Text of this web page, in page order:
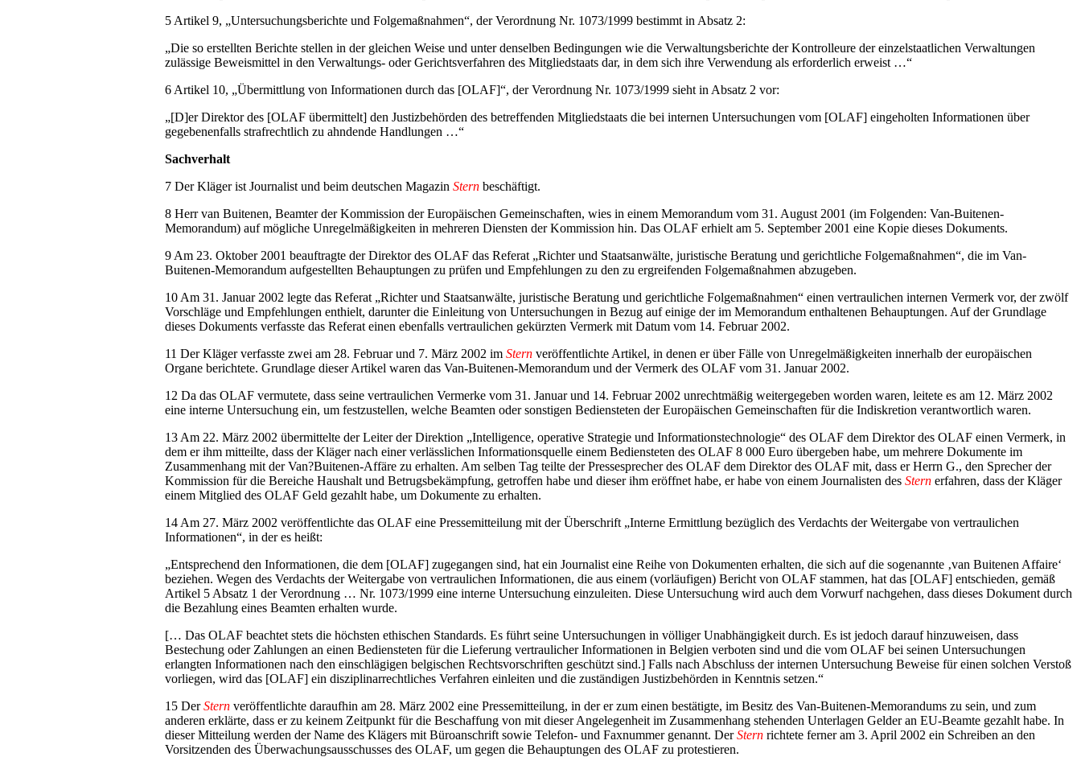
5 Artikel 9, „Untersuchungsberichte und Folgemaßnahmen“, der Verordnung Nr. 1073/1999 bestimmt in Absatz 2:
„Die so erstellten Berichte stellen in der gleichen Weise und unter denselben Bedingungen wie die Verwaltungsberichte der Kontrolleure der einzelstaatlichen Verwaltungen
zulässige Beweismittel in den Verwaltungs- oder Gerichtsverfahren des Mitgliedstaats dar, in dem sich ihre Verwendung als erforderlich erweist …“
6 Artikel 10, „Übermittlung von Informationen durch das [OLAF]“, der Verordnung Nr. 1073/1999 sieht in Absatz 2 vor:
„[D]er Direktor des [OLAF übermittelt] den Justizbehörden des betreffenden Mitgliedstaats die bei internen Untersuchungen vom [OLAF] eingeholten Informationen über
gegebenenfalls strafrechtlich zu ahndende Handlungen …“
Sachverhalt
7 Der Kläger ist Journalist und beim deutschen Magazin Stern beschäftigt.
8 Herr van Buitenen, Beamter der Kommission der Europäischen Gemeinschaften, wies in einem Memorandum vom 31. August 2001 (im Folgenden: Van-Buitenen-
Memorandum) auf mögliche Unregelmäßigkeiten in mehreren Diensten der Kommission hin. Das OLAF erhielt am 5. September 2001 eine Kopie dieses Dokuments.
9 Am 23. Oktober 2001 beauftragte der Direktor des OLAF das Referat „Richter und Staatsanwälte, juristische Beratung und gerichtliche Folgemaßnahmen“, die im Van-
Buitenen-Memorandum aufgestellten Behauptungen zu prüfen und Empfehlungen zu den zu ergreifenden Folgemaßnahmen abzugeben.
10 Am 31. Januar 2002 legte das Referat „Richter und Staatsanwälte, juristische Beratung und gerichtliche Folgemaßnahmen“ einen vertraulichen internen Vermerk vor, der zwölf
Vorschläge und Empfehlungen enthielt, darunter die Einleitung von Untersuchungen in Bezug auf einige der im Memorandum enthaltenen Behauptungen. Auf der Grundlage
dieses Dokuments verfasste das Referat einen ebenfalls vertraulichen gekürzten Vermerk mit Datum vom 14. Februar 2002.
11 Der Kläger verfasste zwei am 28. Februar und 7. März 2002 im Stern veröffentlichte Artikel, in denen er über Fälle von Unregelmäßigkeiten innerhalb der europäischen
Organe berichtete. Grundlage dieser Artikel waren das Van-Buitenen-Memorandum und der Vermerk des OLAF vom 31. Januar 2002.
12 Da das OLAF vermutete, dass seine vertraulichen Vermerke vom 31. Januar und 14. Februar 2002 unrechtmäßig weitergegeben worden waren, leitete es am 12. März 2002
eine interne Untersuchung ein, um festzustellen, welche Beamten oder sonstigen Bediensteten der Europäischen Gemeinschaften für die Indiskretion verantwortlich waren.
13 Am 22. März 2002 übermittelte der Leiter der Direktion „Intelligence, operative Strategie und Informationstechnologie“ des OLAF dem Direktor des OLAF einen Vermerk, in
dem er ihm mitteilte, dass der Kläger nach einer verlässlichen Informationsquelle einem Bediensteten des OLAF 8 000 Euro übergeben habe, um mehrere Dokumente im
Zusammenhang mit der Van?Buitenen-Affäre zu erhalten. Am selben Tag teilte der Pressesprecher des OLAF dem Direktor des OLAF mit, dass er Herrn G., den Sprecher der
Kommission für die Bereiche Haushalt und Betrugsbekämpfung, getroffen habe und dieser ihm eröffnet habe, er habe von einem Journalisten des Stern erfahren, dass der Kläger
einem Mitglied des OLAF Geld gezahlt habe, um Dokumente zu erhalten.
14 Am 27. März 2002 veröffentlichte das OLAF eine Pressemitteilung mit der Überschrift „Interne Ermittlung bezüglich des Verdachts der Weitergabe von vertraulichen
Informationen“, in der es heißt:
„Entsprechend den Informationen, die dem [OLAF] zugegangen sind, hat ein Journalist eine Reihe von Dokumenten erhalten, die sich auf die sogenannte ‚van Buitenen Affaire‘
beziehen. Wegen des Verdachts der Weitergabe von vertraulichen Informationen, die aus einem (vorläufigen) Bericht von OLAF stammen, hat das [OLAF] entschieden, gemäß
Artikel 5 Absatz 1 der Verordnung … Nr. 1073/1999 eine interne Untersuchung einzuleiten. Diese Untersuchung wird auch dem Vorwurf nachgehen, dass dieses Dokument durch
die Bezahlung eines Beamten erhalten wurde.
[… Das OLAF beachtet stets die höchsten ethischen Standards. Es führt seine Untersuchungen in völliger Unabhängigkeit durch. Es ist jedoch darauf hinzuweisen, dass
Bestechung oder Zahlungen an einen Bediensteten für die Lieferung vertraulicher Informationen in Belgien verboten sind und die vom OLAF bei seinen Untersuchungen
erlangten Informationen nach den einschlägigen belgischen Rechtsvorschriften geschützt sind.] Falls nach Abschluss der internen Untersuchung Beweise für einen solchen Verstoß
vorliegen, wird das [OLAF] ein disziplinarrechtliches Verfahren einleiten und die zuständigen Justizbehörden in Kenntnis setzen.“
15 DerStern veröffentlichte daraufhin am 28. März 2002 eine Pressemitteilung, in der er zum einen bestätigte, im Besitz des Van-Buitenen-Memorandums zu sein, und zum
anderen erklärte, dass er zu keinem Zeitpunkt für die Beschaffung von mit dieser Angelegenheit im Zusammenhang stehenden Unterlagen Gelder an EU-Beamte gezahlt habe. In
dieser Mitteilung werden der Name des Klägers mit Büroanschrift sowie Telefon- und Faxnummer genannt. DerStern richtete ferner am 3. April 2002 ein Schreiben an den
Vorsitzenden des Überwachungsausschusses des OLAF, um gegen die Behauptungen des OLAF zu protestieren.